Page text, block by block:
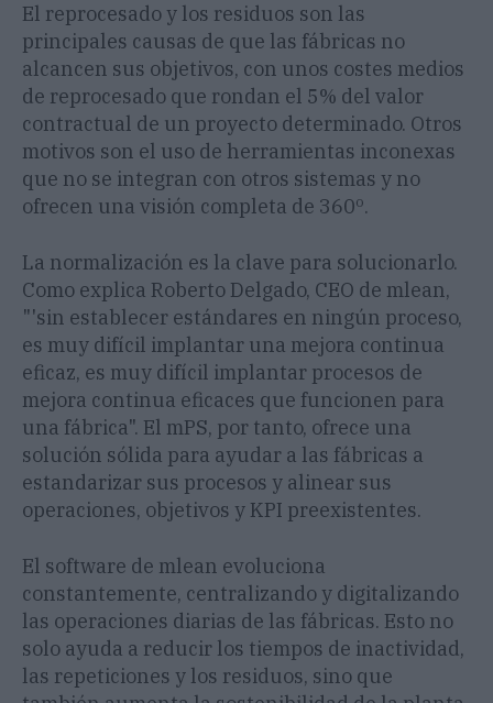
El reprocesado y los residuos son las
principales causas de que las fábricas no
alcancen sus objetivos, con unos costes medios
de reprocesado que rondan el 5% del valor
contractual de un proyecto determinado. Otros
motivos son el uso de herramientas inconexas
que no se integran con otros sistemas y no
ofrecen una visión completa de 360º.
La normalización es la clave para solucionarlo.
Como explica Roberto Delgado, CEO de mlean,
"'sin establecer estándares en ningún proceso,
es muy difícil implantar una mejora continua
eficaz, es muy difícil implantar procesos de
mejora continua eficaces que funcionen para
una fábrica". El mPS, por tanto, ofrece una
solución sólida para ayudar a las fábricas a
estandarizar sus procesos y alinear sus
operaciones, objetivos y KPI preexistentes.
El software de mlean evoluciona
constantemente, centralizando y digitalizando
las operaciones diarias de las fábricas. Esto no
solo ayuda a reducir los tiempos de inactividad,
las repeticiones y los residuos, sino que